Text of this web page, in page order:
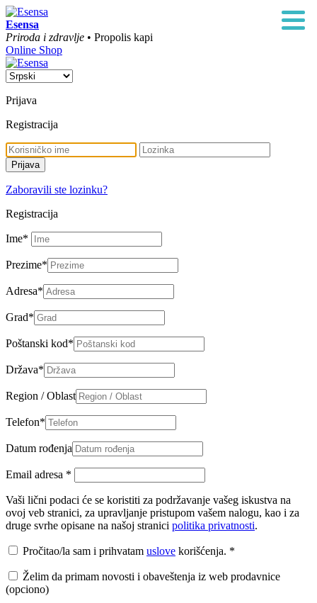
Esensa
Priroda i zdravlje • Propolis kapi
Online Shop
Prijava
Registracija
Zaboravili ste lozinku?
Registracija
Ime*
Prezime*
Adresa*
Grad*
Poštanski kod*
Država*
Region / Oblast
Telefon*
Datum rođenja
Email adresa *
Vaši lični podaci će se koristiti za podržavanje vašeg iskustva na
ovoj veb stranici, za upravljanje pristupom vašem nalogu, kao i za
druge svrhe opisane na našoj stranici politika privatnosti.
Pročitao/la sam i prihvatam uslove korišćenja. *
Želim da primam novosti i obaveštenja iz web prodavnice
(opciono)